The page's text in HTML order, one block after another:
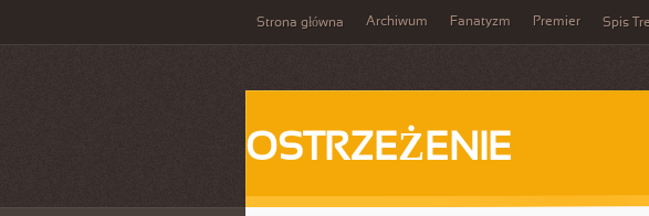
Strona główna Archiwum Fanatyzm Premier Spis
OSTRZEŻENIE